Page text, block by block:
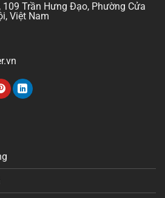
109 Trần Hưng Đạo, Phường Cửa
Việt Nam